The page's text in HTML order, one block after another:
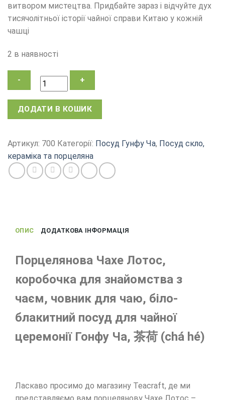
витвором мистецтва. Придбайте зараз і відчуйте дух
тисячолітньої історії чайної справи Китаю у кожній
чашці
2 в наявності
Чахе
блакитний
човник
для
знайомства
ДОДАТИ В КОШИК
Артикул: 700 Категорії: Посуд Гунфу Ча, Посуд скло,
кераміка та порцеляна
ОПИС ДОДАТКОВА ІНФОРМАЦІЯ
Порцелянова Чахе Лотос,
коробочка для знайомства з
чаєм, човник для чаю, біло-
блакитний посуд для чайної
церемонії Гонфу Ча, 茶荷 (chá hé)
Ласкаво просимо до магазину Teacraft, де ми